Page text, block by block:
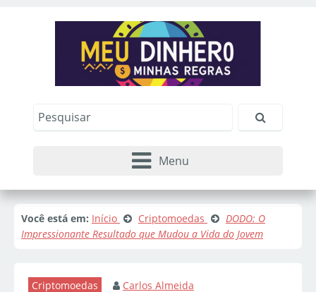
Menu
Você está em: Início Criptomoedas
DODO: O
Impressionante Resultado que Mudou a Vida do Jovem
Criptomoedas Carlos Almeida